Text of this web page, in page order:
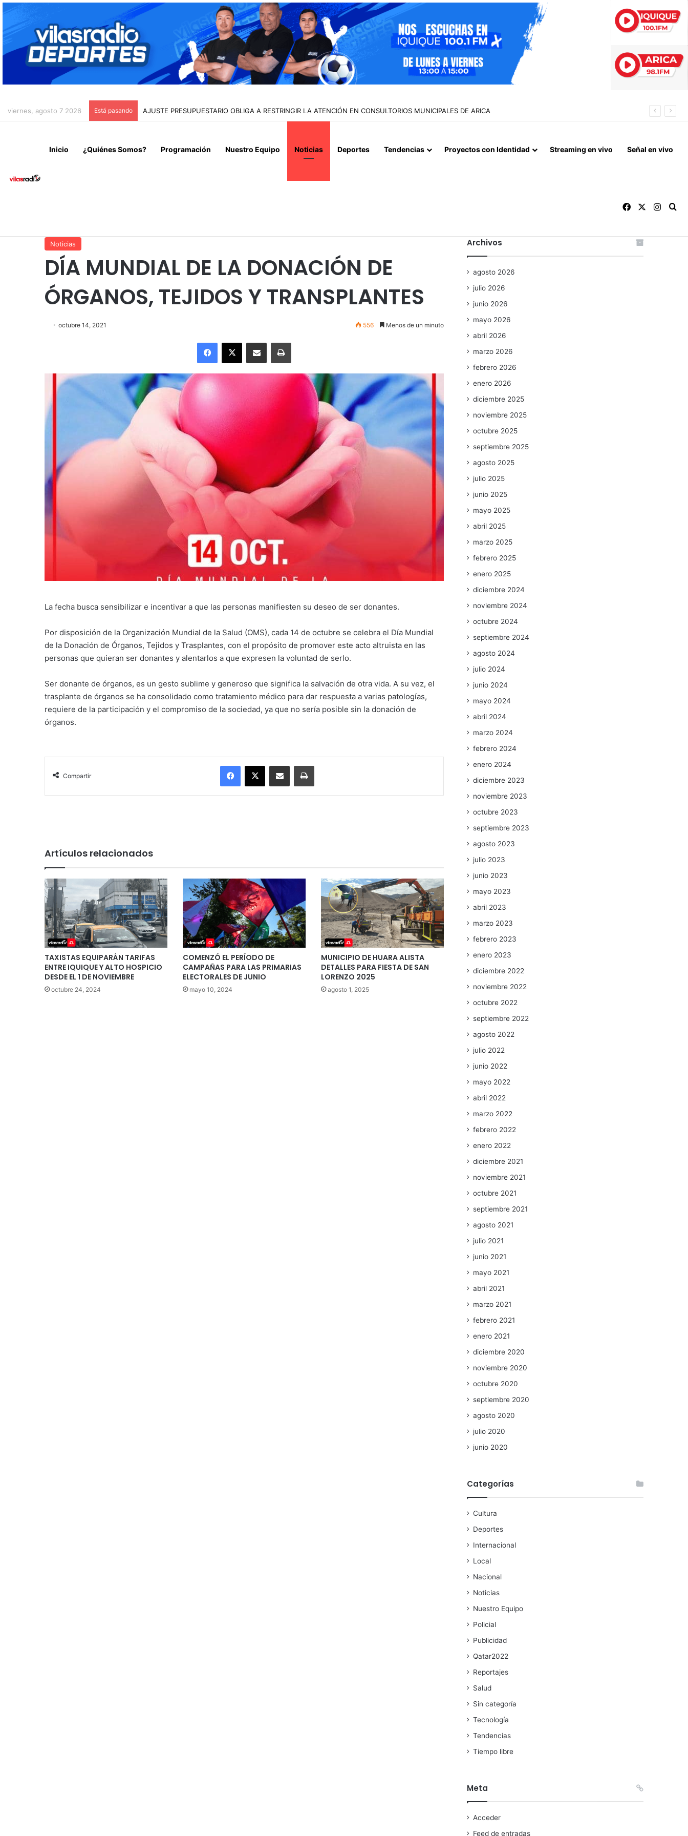
viernes, agosto 7 2026 Está pasando CAEN 10 INTEGRANTES DE BANDA DEDICADA A LA TRATA Y EXPLOTACIÓN SEXUAL DE MENORES EN TARAPACÁ
Inicio ¿Quiénes Somos? Programación Nuestro Equipo Noticias Deportes Tendencias Proyectos con Identidad Streaming en vivo Señal en vivo
Facebook
Noticias
DÍA MUNDIAL DE LA DONACIÓN DE
ÓRGANOS, TEJIDOS Y TRANSPLANTES
octubre 14, 2021 556 Menos de un minuto
Facebook
X Enviar vía email Imprimir
La fecha busca sensibilizar e incentivar a que las personas manifiesten su deseo de ser donantes.
Por disposición de la Organización Mundial de la Salud (OMS), cada 14 de octubre se celebra el Día Mundial
de la Donación de Órganos, Tejidos y Trasplantes, con el propósito de promover este acto altruista en las
personas que quieran ser donantes y alentarlos a que expresen la voluntad de serlo.
Ser donante de órganos, es un gesto sublime y generoso que significa la salvación de otra vida. A su vez, el
trasplante de órganos se ha consolidado como tratamiento médico para dar respuesta a varias patologías,
requiere de la participación y el compromiso de la sociedad, ya que no sería posible sin la donación de
órganos.
Compartir
Facebook
X Enviar vía email Imprimir
Artículos relacionados
TAXISTAS EQUIPARÁN TARIFAS
ENTRE IQUIQUE Y ALTO HOSPICIO
DESDE EL 1 DE NOVIEMBRE
octubre 24, 2024
COMENZÓ EL PERÍODO DE
CAMPAÑAS PARA LAS PRIMARIAS
ELECTORALES DE JUNIO
mayo 10, 2024
MUNICIPIO DE HUARA ALISTA
DETALLES PARA FIESTA DE SAN
LORENZO 2025
agosto 1, 2025
Archivos
agosto 2026
julio 2026
junio 2026
mayo 2026
abril 2026
marzo 2026
febrero 2026
enero 2026
diciembre 2025
noviembre 2025
octubre 2025
septiembre 2025
agosto 2025
julio 2025
junio 2025
mayo 2025
abril 2025
marzo 2025
febrero 2025
enero 2025
diciembre 2024
noviembre 2024
octubre 2024
septiembre 2024
agosto 2024
julio 2024
junio 2024
mayo 2024
abril 2024
marzo 2024
febrero 2024
enero 2024
diciembre 2023
noviembre 2023
octubre 2023
septiembre 2023
agosto 2023
julio 2023
junio 2023
mayo 2023
abril 2023
marzo 2023
febrero 2023
enero 2023
diciembre 2022
noviembre 2022
octubre 2022
septiembre 2022
agosto 2022
julio 2022
junio 2022
mayo 2022
abril 2022
marzo 2022
febrero 2022
enero 2022
diciembre 2021
noviembre 2021
octubre 2021
septiembre 2021
agosto 2021
julio 2021
junio 2021
mayo 2021
abril 2021
marzo 2021
febrero 2021
enero 2021
diciembre 2020
noviembre 2020
octubre 2020
septiembre 2020
agosto 2020
julio 2020
junio 2020
Categorías
Cultura
Deportes
Internacional
Local
Nacional
Noticias
Nuestro Equipo
Policial
Publicidad
Qatar2022
Reportajes
Salud
Sin categoría
Tecnología
Tendencias
Tiempo libre
Meta
Acceder
Feed de entradas